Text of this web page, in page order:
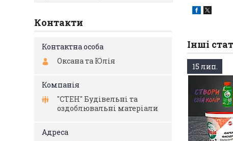
Інші
15 лип.
Контакти
Оксана та Юлія
"СТЕН" Будівельні та
оздоблювальні матеріали